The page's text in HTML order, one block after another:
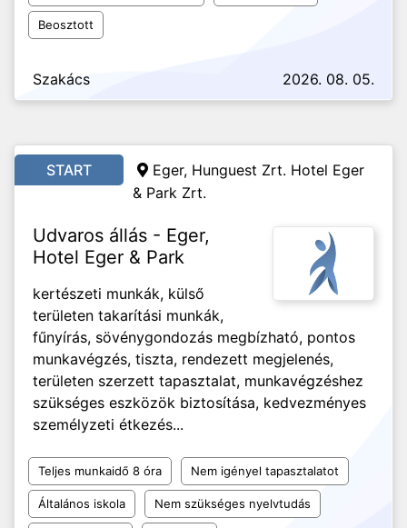
Beosztott
Szakács 2026. 08. 05.
START
Eger, Hunguest Zrt. Hotel Eger
& Park Zrt.
Udvaros állás - Eger,
Hotel Eger & Park
kertészeti munkák, külső
területen takarítási munkák,
fűnyírás, sövénygondozás megbízható, pontos
munkavégzés, tiszta, rendezett megjelenés,
területen szerzett tapasztalat, munkavégzéshez
szükséges eszközök biztosítása, kedvezményes
személyzeti étkezés...
Teljes munkaidő 8 óra Nem igényel tapasztalatot
Általános iskola Nem szükséges nyelvtudás